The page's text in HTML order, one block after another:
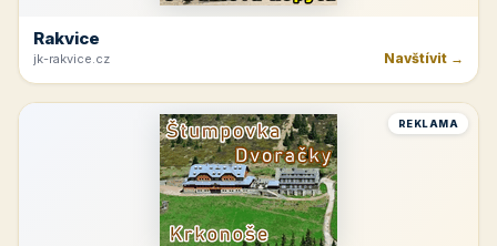
Rakvice
jk-rakvice.cz Navštívit →
REKLAMA